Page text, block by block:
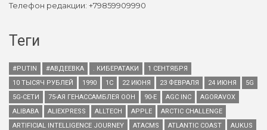
Телефон редакции: +79859909990
Теги
#PUTIN #АВДЕЕВКА . КИБЕРАТАКИ
1 СЕНТЯБРЯ
10 ТЫСЯЧ РУБЛЕЙ
1990 1С 22 ИЮНЯ 23 ФЕВРАЛЯ 24 ИЮНЯ
5G
5G-СЕТИ
75-АЯ ГЕНАССАМБЛЕЯ ООН 90-Е AGC INC
AGORAVOX
ALIBABA
ALIEXPRESS ALLTECH APPLE
ARCTIC CHALLENGE
ARTIFICIAL INTELLIGENCE JOURNEY
ATACMS ATLANTIC COAST
AUKUS